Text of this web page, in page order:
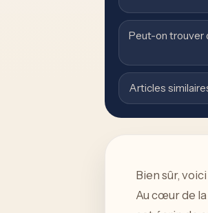
Peut-on trouver
Articles
Bien sûr,
Au cœur de